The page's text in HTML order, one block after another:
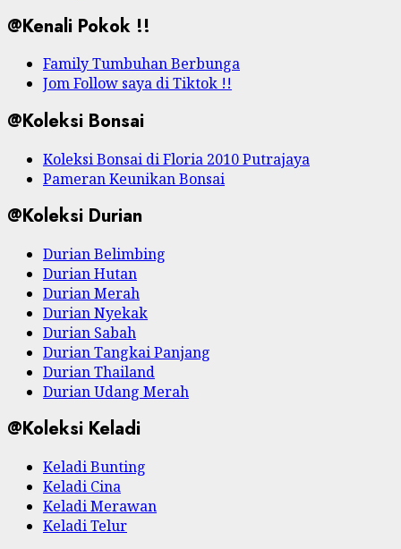
@Kenali Pokok !!
Family Tumbuhan Berbunga
Jom Follow saya di Tiktok !!
@Koleksi Bonsai
Koleksi Bonsai di Floria 2010 Putrajaya
Pameran Keunikan Bonsai
@Koleksi Durian
Durian Belimbing
Durian Hutan
Durian Merah
Durian Nyekak
Durian Sabah
Durian Tangkai Panjang
Durian Thailand
Durian Udang Merah
@Koleksi Keladi
Keladi Bunting
Keladi Cina
Keladi Merawan
Keladi Telur